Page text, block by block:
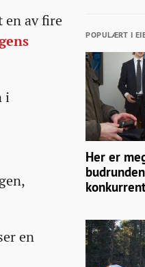
en av fire
i
en,
en
POPULÆRT I
Her er